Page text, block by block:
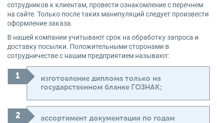
сотрудников к клиентам, провести ознакомление с перечнем
на сайте. Только после таких манипуляций следует произвести
оформление заказа.
В нашей компании учитывают срок на обработку запроса и
доставку посылки. Положительными сторонами в
сотрудничестве с нашим предприятием называют:
изготовление диплома только на
государственном бланке ГОЗНАК;
ассортимент документации по годам